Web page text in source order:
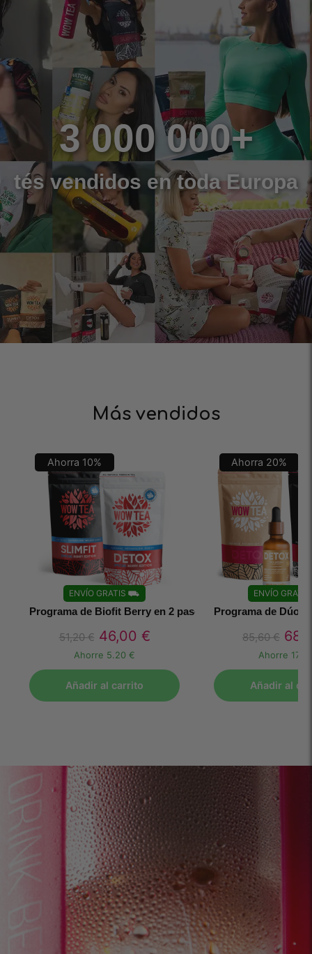
3 000 000+
tés vendidos en toda Europa
Más vendidos
Ahorra 10%
ENVÍO GRATIS ⛟
Programa de Biofit Berry en 2 pasos
51,20€ 46,00 €
Ahorre 5.20 €
Añadir al carrito
Ahorra 20%
ENVÍO GRATIS
Programa de Dúo
85,60€
Ahorre
Añadir al